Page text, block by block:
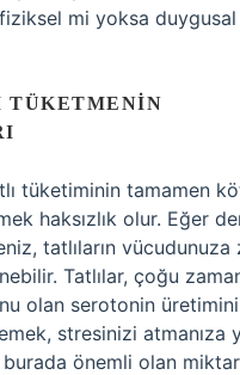
mi yoksa
tüketiminin tamamen
haksızlık olur. Eğer
tatlıların vücudunuza
Tatlılar, çoğu
olan serotonin
stresinizi atmanıza
önemli olan